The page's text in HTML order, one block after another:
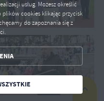
usług. Możesz określić
cookies klikając przycisk
do zapoznania się z